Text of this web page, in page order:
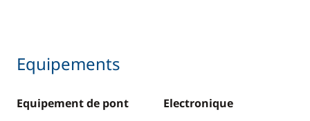
Equipements
Equipement de pont
Electronique